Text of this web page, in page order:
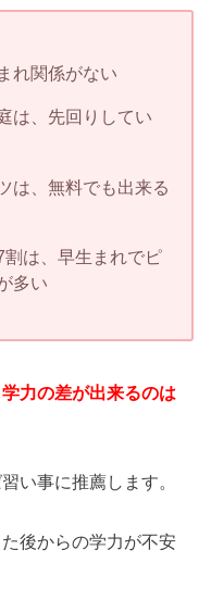
れ関係がない
は、先回りしてい
は、無料でも出来る
は、早生まれでピ
多い
力の差が出来るのは
い事に推薦します。
後からの学力が不安